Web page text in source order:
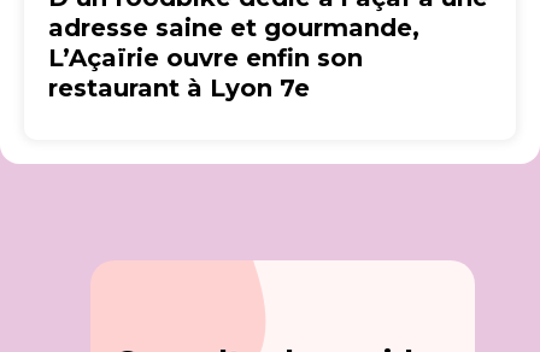
adresse saine et gourmande,
L’Açaïrie ouvre enfin son
restaurant à Lyon 7e